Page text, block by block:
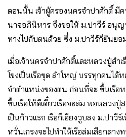
ตอนนั้น เจ้าผู้ครองนครจําปาศักดิ์ มีค
นาจอภินิหาร จึงขอให้ ม.ปาวีร์ อนุญ
ทางไปกับตนด้วย ซึ่ง ม.ปาวีร์ก็ยินยอ
เมื่อเจ้านครจําปาศักดิ์และหลวงปู่สําเ
โขงเป็นเรือขุด ลําใหญ่ บรรทุกคนได้
จําตําแหน่งของตน ก่อนที่จะ ขึ้นเรือ
ขึ้นเรือให้ดีเดี๋ยวเรือจะล่ม พอหลวงปู่
เป็นก้าวแรก เรือก็เอียงวูบลง ม.ปาวี
หวั่นเกรงจะไปทําให้เรือล่มเสียกลา